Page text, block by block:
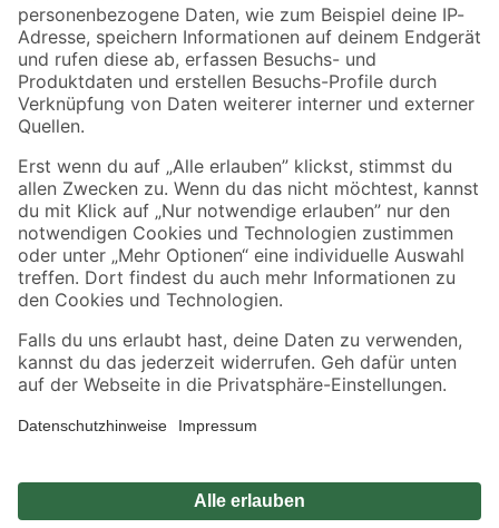
Zahlungsarten Versandarten
Sicher einkaufen
Jetzt die toom-App herunterladen
Alle Preisangaben in EUR inkl. gesetzl. MwSt.. Die dargestellten Angebote sind unter
Umständen nicht in allen Märkten verfügbar. Die angegebenen Verfügbarkeiten beziehen
Produkte nur solange der Vorrat reicht.
*Paketversand ab 59 € versandkostenfrei, gilt nicht für Artikel mit Speditionsversand, hier
Privatsphäre Impressum
Nutzungsbedingungen
Widerrufsrecht Vertrag widerrufen